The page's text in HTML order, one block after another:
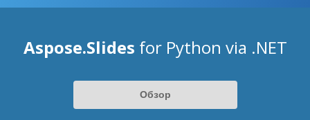
Aspose.Slides for Python via .NET
Обзор